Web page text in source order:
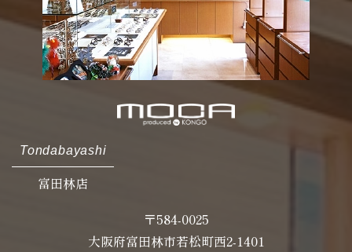
Tondabayashi
富田林店
〒584-0025
大阪府富田林市若松町西2-1401